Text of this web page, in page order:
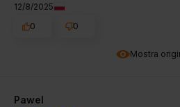
Mostra
12/8/2025
0
0
Pawel